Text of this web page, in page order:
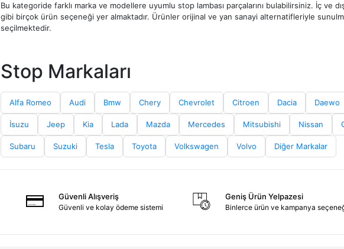
Bu kategoride farklı marka ve modellere uyumlu stop lambası parçalarını bulabilirsiniz. İç ve
gibi birçok ürün seçeneği yer almaktadır. Ürünler orijinal ve yan sanayi alternatifleriyle
seçilmektedir.
Uygun fiyat avantajı, hızlı kargo ve güvenli alışveriş imkanıyla ihtiyacınıza uygun stop
Stop Markaları
Alfa Romeo Audi Bmw Chery Chevrolet Citroen Dacia Daewo
İsuzu Jeep Kia Lada Mazda Mercedes Mitsubishi Nissan
Subaru Suzuki Tesla Toyota Volkswagen Volvo Diğer Markalar
Güvenli Alışveriş
Güvenli ve kolay ödeme sistemi
Geniş Ürün Yelpazesi
Binlerce ürün ve kampanya